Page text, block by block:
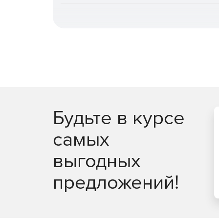
специализированных задач доступны CLI и
Мониторинг, отчетность и интеграция в
генерация отчетов в разных форматах,
данных. Поддержка SMTP‑оповещений,
интеграция с внешними системами
Масштабируемость и отказоустойчивость.
тысяч источников, многопоточность,
Будьте в курсе
самых
выгодных
предложений!